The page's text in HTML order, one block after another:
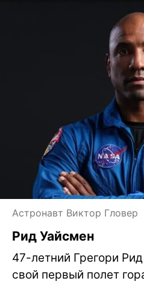
Астронавт Виктор Гловер
Рид Уайсмен
47-летний Грегори
свой первый полет